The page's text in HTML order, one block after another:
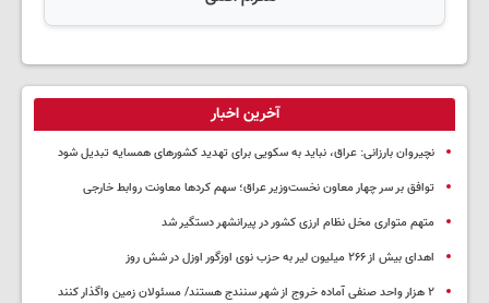
تلگرام اصلی
آخرین اخبار
نچیروان بارزانی: عراق، نباید به سکویی برای تهدید کشورهای همسایه تبدیل شود
توافق بر سر چهار معاون نخست‌وزیر عراق؛ سهم کردها معاونت روابط خارجی
متهم متواری مخل نظام ارزی کشور در پیرانشهر دستگیر شد
اهدای بیش از ۲۶۶ میلیون لیر به حزب نوی اوزگور اوزل در شش روز